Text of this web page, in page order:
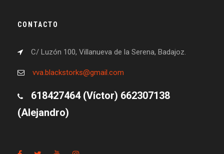
CONTACTO
C/ Luzón 100, Villanueva de la Serena, Badajoz.
vva.blackstorks@gmail.com
618427464 (Víctor) 662307138
(Alejandro)